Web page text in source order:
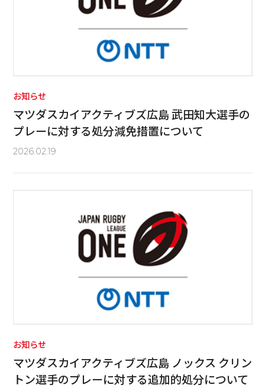
お知らせ
マツダスカイアクティブズ広島 武田知大選手の
プレーに対する処分減免措置について
2026.02.19
お知らせ
マツダスカイアクティブズ広島 ノックス クリン
トン選手のプレーに対する追加的処分について